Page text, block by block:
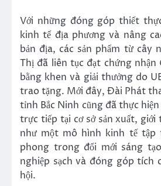
Với những đóng góp thiết
kinh tế địa phương và nâng
bản địa, các sản phẩm từ cây
Thị đã liên tục đạt chứng nhận
bằng khen và giải thưởng do
trao tặng. Mới đây, Đài Phát
tỉnh Bắc Ninh cũng đã thực
trực tiếp tại cơ sở sản xuất,
như một mô hình kinh tế tập
phong trong đổi mới sáng
nghiệp sạch và đóng góp tích
hội.